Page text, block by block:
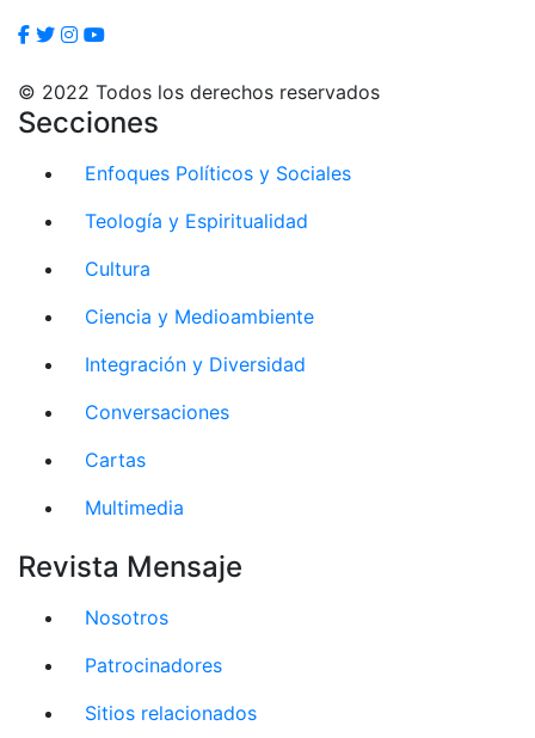
© 2022 Todos los derechos reservados
Secciones
Enfoques Políticos y Sociales
Teología y Espiritualidad
Cultura
Ciencia y Medioambiente
Integración y Diversidad
Conversaciones
Cartas
Multimedia
Revista Mensaje
Nosotros
Patrocinadores
Sitios relacionados